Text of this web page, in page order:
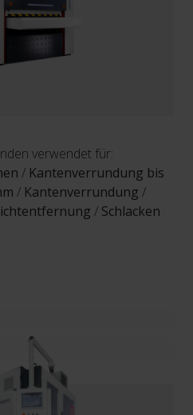
verwendet für:
/ Kantenverrundung bis
/ Kantenverrundung /
/ Schlacken